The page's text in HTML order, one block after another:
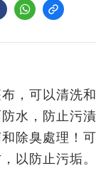
，可以清洗
水，防止污漬
除臭處理！
以防止污垢。